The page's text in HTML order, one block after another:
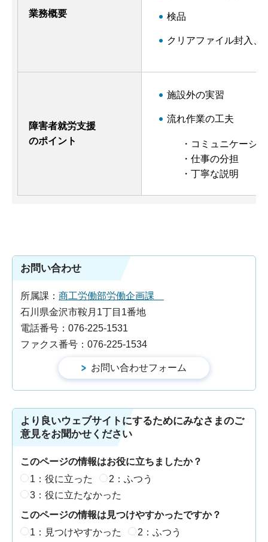
業務概要 検品
クリアファイル封入、
障害者就労支援
のポイント
施設外の実習
流れ作業の工夫
・コミュニケーシ
・仕事の分担
・丁寧な説明
お問い合わせ
所属課： 商工労働部労働企画課
石川県金沢市鞍月1丁目1番地
電話番号：076-225-1531
ファクス番号：076-225-1534
より良いウェブサイトにするためにみなさまのご
意見をお聞かせください
このページの情報はお役に立ちましたか？
1：役に立った
2：ふつう
3：役に立たなかった
このページの情報は見つけやすかったですか？
1：見つけやすかった
2：ふつう